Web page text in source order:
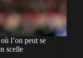
l’on peut se
scelle